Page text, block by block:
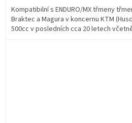
Kompatibilní s ENDURO/MX třmeny
Braktec a Magura v koncernu KTM
500cc v posledních cca 20 letech